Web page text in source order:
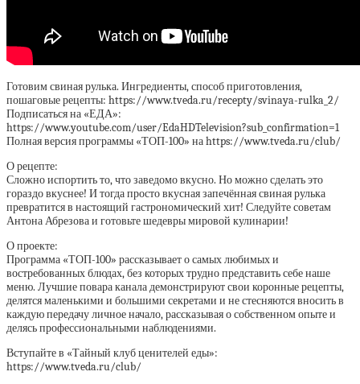
Готовим свиная рулька. Ингредиенты, способ приготовления,
пошаговые рецепты: https://www.tveda.ru/recepty/svinaya-rulka_2/
Подписаться на «ЕДА»:
https://www.youtube.com/user/EdaHDTelevision?sub_confirmation=1
Полная версия программы «ТОП-100» на https://www.tveda.ru/club/
О рецепте:
Сложно испортить то, что заведомо вкусно. Но можно сделать это
гораздо вкуснее! И тогда просто вкусная запечённая свиная рулька
превратится в настоящий гастрономический хит! Следуйте советам
Антона Абрезова и готовьте шедевры мировой кулинарии!
О проекте:
Программа «ТОП-100» рассказывает о самых любимых и
востребованных блюдах, без которых трудно представить себе наше
меню. Лучшие повара канала демонстрируют свои коронные рецепты,
делятся маленькими и большими секретами и не стесняются вносить в
каждую передачу личное начало, рассказывая о собственном опыте и
делясь профессиональными наблюдениями.
Вступайте в «Тайный клуб ценителей еды»:
https://www.tveda.ru/club/